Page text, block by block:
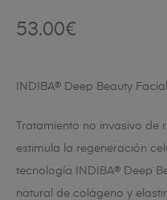
53.00€
INDIBA® Deep Beauty
Tratamiento no invasivo de
estimula la regeneración
tecnología INDIBA® Deep
natural de colágeno y